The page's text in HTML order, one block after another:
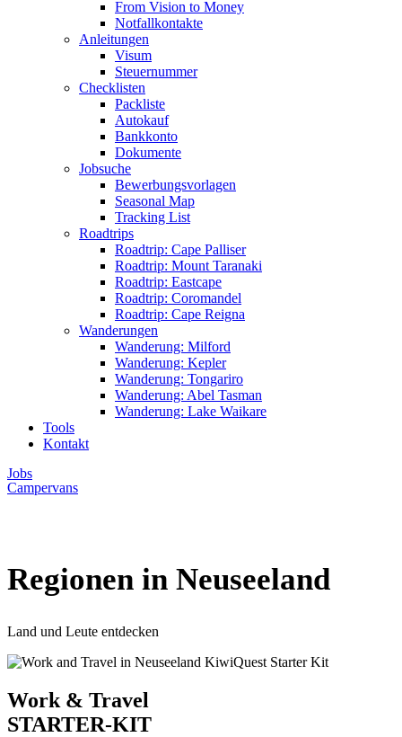
From Vision to Money
Notfallkontakte
Anleitungen
Visum
Steuernummer
Checklisten
Packliste
Autokauf
Bankkonto
Dokumente
Jobsuche
Bewerbungsvorlagen
Seasonal Map
Tracking List
Roadtrips
Roadtrip: Cape Palliser
Roadtrip: Mount Taranaki
Roadtrip: Eastcape
Roadtrip: Coromandel
Roadtrip: Cape Reigna
Wanderungen
Wanderung: Milford
Wanderung: Kepler
Wanderung: Tongariro
Wanderung: Abel Tasman
Wanderung: Lake Waikare
Tools
Kontakt
Jobs
Campervans
Regionen in Neuseeland
Land und Leute entdecken
Work & Travel
STARTER-KIT